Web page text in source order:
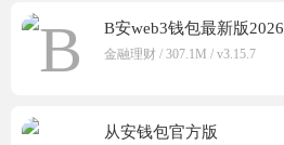
B安web3钱包最新版2026
金融理财 / 307.1M / v3.15.7
从安钱包官方版